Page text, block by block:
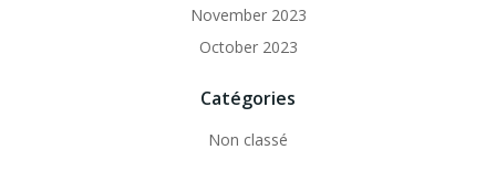
November 2023
October 2023
Catégories
Non classé